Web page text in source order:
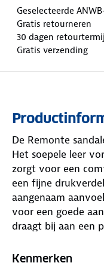
Geselecteerde
Gratis retourneren
30 dagen
Gratis verzending
De Remonte
Het soepele leer
zorgt voor een
een fijne
aangenaam
voor een goede
draagt bij aan een
ontspannen uitje
Kenmerken